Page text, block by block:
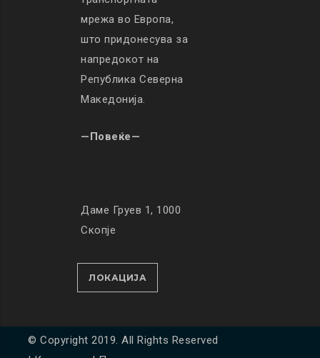
мрежа во Европа,
што придонесува за
напредокот на
Република Северна
Македонија.
—Повеќе—
Даме Груев 1, 1000
Скопје
ЛОКАЦИЈА
© Copyright 2019. All Rights Reserved